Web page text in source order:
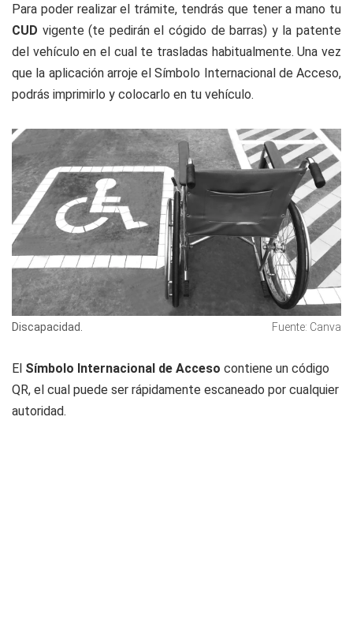
Para poder realizar el trámite, tendrás que tener a mano tu
CUD vigente (te pedirán el cógido de barras) y la patente
del vehículo en el cual te trasladas habitualmente. Una vez
que la aplicación arroje el Símbolo Internacional de Acceso,
podrás imprimirlo y colocarlo en tu vehículo.
Discapacidad. Fuente: Canva
El Símbolo Internacional de Acceso contiene un código
QR, el cual puede ser rápidamente escaneado por cualquier
autoridad.